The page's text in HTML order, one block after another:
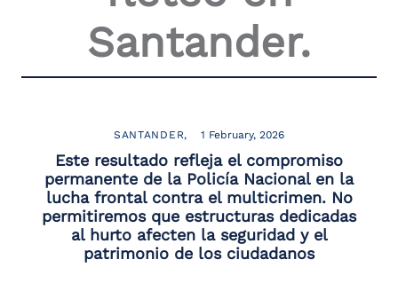
Santander.
SANTANDER 1 February, 2026
Este resultado refleja el compromiso
permanente de la Policía Nacional en la
lucha frontal contra el multicrimen. No
permitiremos que estructuras dedicadas
al hurto afecten la seguridad y el
patrimonio de los ciudadanos